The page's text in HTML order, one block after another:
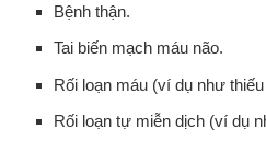
Bệnh thận.
Tai biến mạch máu não.
Rối loạn máu (ví dụ như
Rối loạn tự miễn dịch (ví dụ